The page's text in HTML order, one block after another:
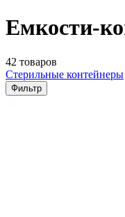
Емкости-
42 товаров
Стерильные контейнеры
Фильтр